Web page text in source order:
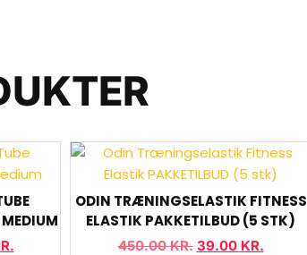
ODIN TRÆNINGSELASTIK FITNESS
ELASTIK PAKKETILBUD (5 STK)
450.00KR. 39.00 KR.